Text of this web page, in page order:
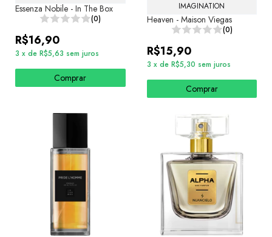
Essenza Nobile - In The Box
(0)
R$16,90
3 x de R$5,63 sem juros
Comprar
IMAGINATION
Heaven - Maison Viegas
(0)
R$15,90
3 x de R$5,30 sem juros
Comprar